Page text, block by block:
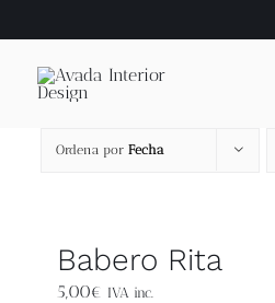
al
Ordena por Fecha
Babero Rita
5,00€ IVA inc.